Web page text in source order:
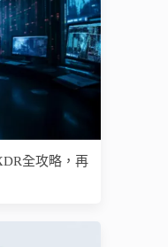
全攻略，再